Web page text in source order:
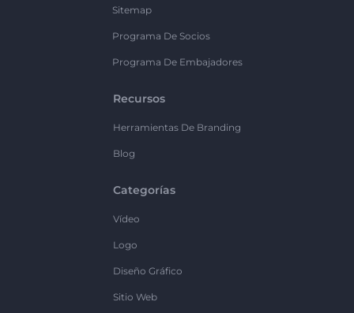
Sitemap
Programa De Socios
Programa De Embajadores
Recursos
Herramientas De Branding
Blog
Categorías
Vídeo
Logo
Diseño Gráfico
Sitio Web